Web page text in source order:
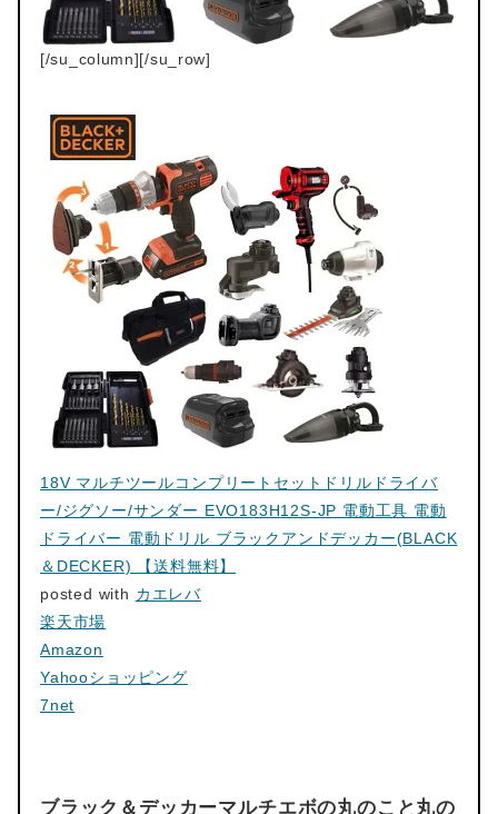
[/su_column][/su_row]
18V マルチツールコンプリートセットドリルドライバ
ー/ジグソー/サンダー EVO183H12S-JP 電動工具 電動
ドライバー 電動ドリル ブラックアンドデッカー(BLACK
＆DECKER) 【送料無料】
posted with カエレバ
楽天市場
Amazon
Yahooショッピング
7net
ブラック＆デッカーマルチエボの丸のこと丸の